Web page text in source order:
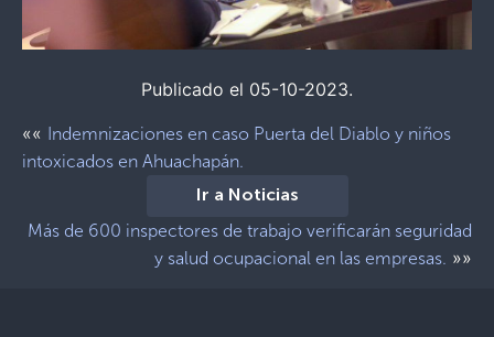
Publicado el 05-10-2023.
«« Indemnizaciones en caso Puerta del Diablo y niños
intoxicados en Ahuachapán.
Ir a Noticias
Más de 600 inspectores de trabajo verificarán seguridad
y salud ocupacional en las empresas. »»